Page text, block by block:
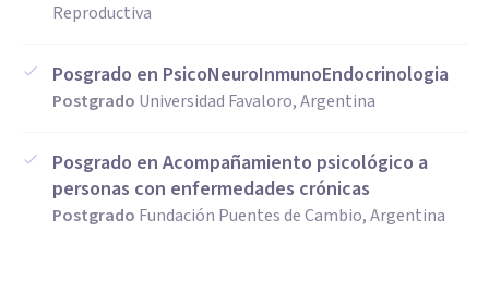
Reproductiva
Posgrado en PsicoNeuroInmunoEndocrinologia
Postgrado Universidad Favaloro, Argentina
Posgrado en Acompañamiento psicológico a
personas con enfermedades crónicas
Postgrado Fundación Puentes de Cambio, Argentina